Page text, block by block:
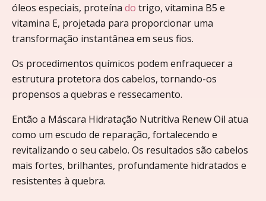
óleos especiais, proteína do trigo, vitamina B5 e
vitamina E, projetada para proporcionar uma
transformação instantânea em seus fios.
Os procedimentos químicos podem enfraquecer a
estrutura protetora dos cabelos, tornando-os
propensos a quebras e ressecamento.
Então a Máscara Hidratação Nutritiva Renew Oil atua
como um escudo de reparação, fortalecendo e
revitalizando o seu cabelo. Os resultados são cabelos
mais fortes, brilhantes, profundamente hidratados e
resistentes à quebra.